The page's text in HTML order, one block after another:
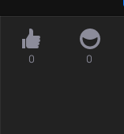
0 0